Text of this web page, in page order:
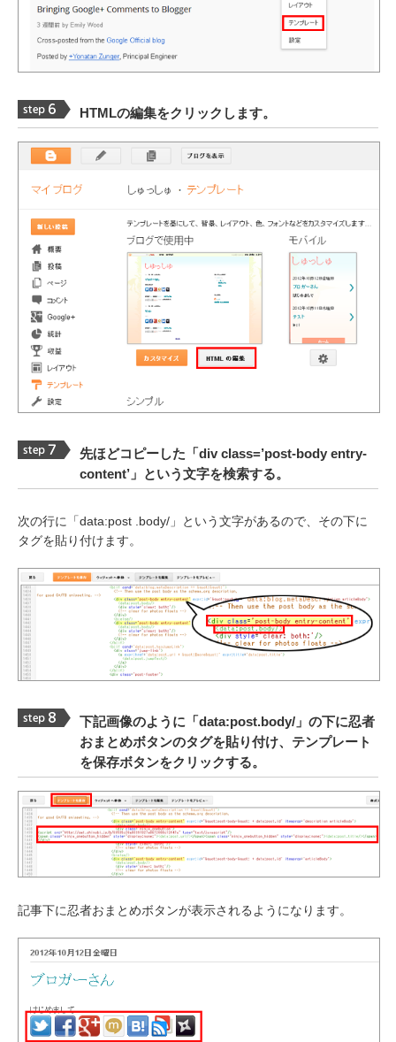
HTMLの編集をクリックします。
先ほどコピーした「div class=’post-body entry-
content’」という文字を検索する。
次の行に「data:post .body/」という文字があるので、その下に
タグを貼り付けます。
下記画像のように「data:post.body/」の下に忍者
おまとめボタンのタグを貼り付け、テンプレート
を保存ボタンをクリックする。
記事下に忍者おまとめボタンが表示されるようになります。